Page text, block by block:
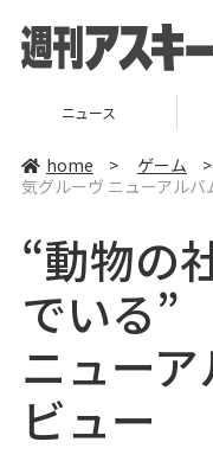
ニュース
home > ゲーム >
気グルーヴ ニューアルバ
“動物の
でいる”
ニュー
ビュー